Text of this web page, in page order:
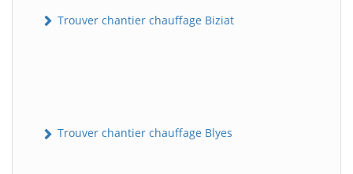
Trouver chantier chauffage Biziat
Trouver chantier chauffage Blyes